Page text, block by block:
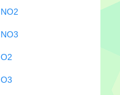
NO2
NO3
O2
O3